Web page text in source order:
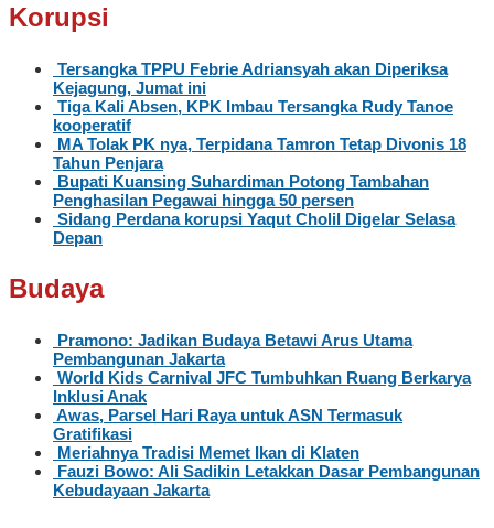
Korupsi
Tersangka TPPU Febrie Adriansyah akan Diperiksa
Kejagung, Jumat ini
Tiga Kali Absen, KPK Imbau Tersangka Rudy Tanoe
kooperatif
MA Tolak PK nya, Terpidana Tamron Tetap Divonis 18
Tahun Penjara
Bupati Kuansing Suhardiman Potong Tambahan
Penghasilan Pegawai hingga 50 persen
Sidang Perdana korupsi Yaqut Cholil Digelar Selasa
Depan
Budaya
Pramono: Jadikan Budaya Betawi Arus Utama
Pembangunan Jakarta
World Kids Carnival JFC Tumbuhkan Ruang Berkarya
Inklusi Anak
Awas, Parsel Hari Raya untuk ASN Termasuk
Gratifikasi
Meriahnya Tradisi Memet Ikan di Klaten
Fauzi Bowo: Ali Sadikin Letakkan Dasar Pembangunan
Kebudayaan Jakarta